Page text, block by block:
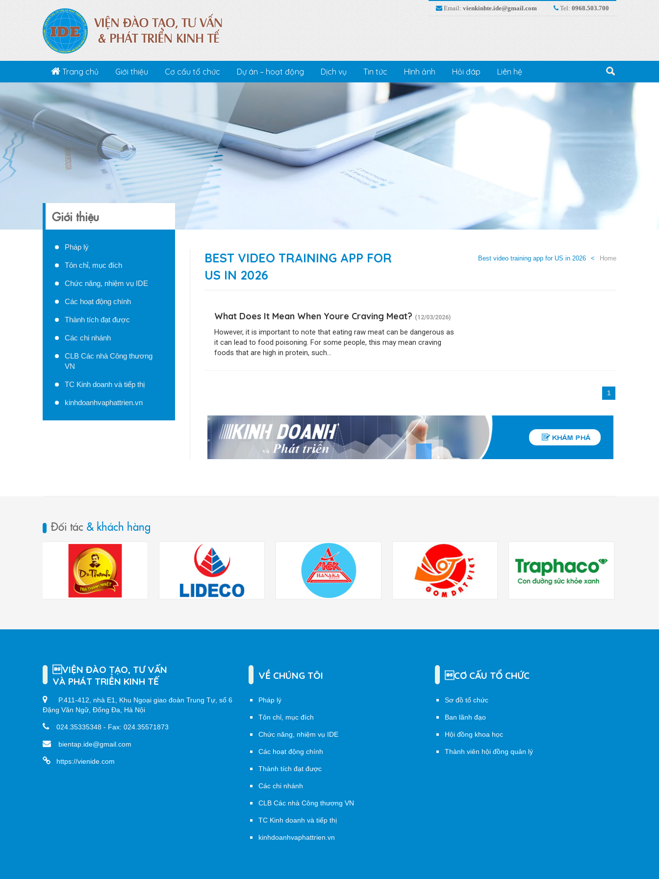
Email: vienkinhte.ide@gmail.com Tel: 0968.503.700
Trang chủ Giới thiệu Cơ cấu tổ chức Dự án – hoạt động Dịch vụ Tin tức Hình ảnh Hỏi đáp Liên hệ
BEST VIDEO TRAINING APP FOR
US IN 2026
Home
Best video training app for US in 2026
What Does It Mean When Youre Craving Meat? (12/03/2026)
However, it is important to note that eating raw meat can be dangerous as
it can lead to food poisoning. For some people, this may mean craving
foods that are high in protein, such...
1
Giới thiệu
Pháp lý
Tôn chỉ, mục đích
Chức năng, nhiệm vụ IDE
Các hoạt động chính
Thành tích đạt được
Các chi nhánh
CLB Các nhà Công thương
VN
TC Kinh doanh và tiếp thị
kinhdoanhvaphattrien.vn
Đối tác & khách hàng
VIỆN ĐÀO TẠO, TƯ VẤN
VÀ PHÁT TRIỂN KINH TẾ
P.411-412, nhà E1, Khu Ngoại giao đoàn Trung Tự, số 6
Đặng Văn Ngữ, Đống Đa, Hà Nội
024.35335348 - Fax: 024.35571873
bientap.ide@gmail.com
https://vienide.com
VỀ CHÚNG TÔI
Pháp lý
Tôn chỉ, mục đích
Chức năng, nhiệm vụ IDE
Các hoạt động chính
Thành tích đạt được
Các chi nhánh
CLB Các nhà Công thương VN
TC Kinh doanh và tiếp thị
kinhdoanhvaphattrien.vn
CƠ CẤU TỔ CHỨC
Sơ đồ tổ chức
Ban lãnh đạo
Hội đồng khoa học
Thành viên hội đồng quản lý